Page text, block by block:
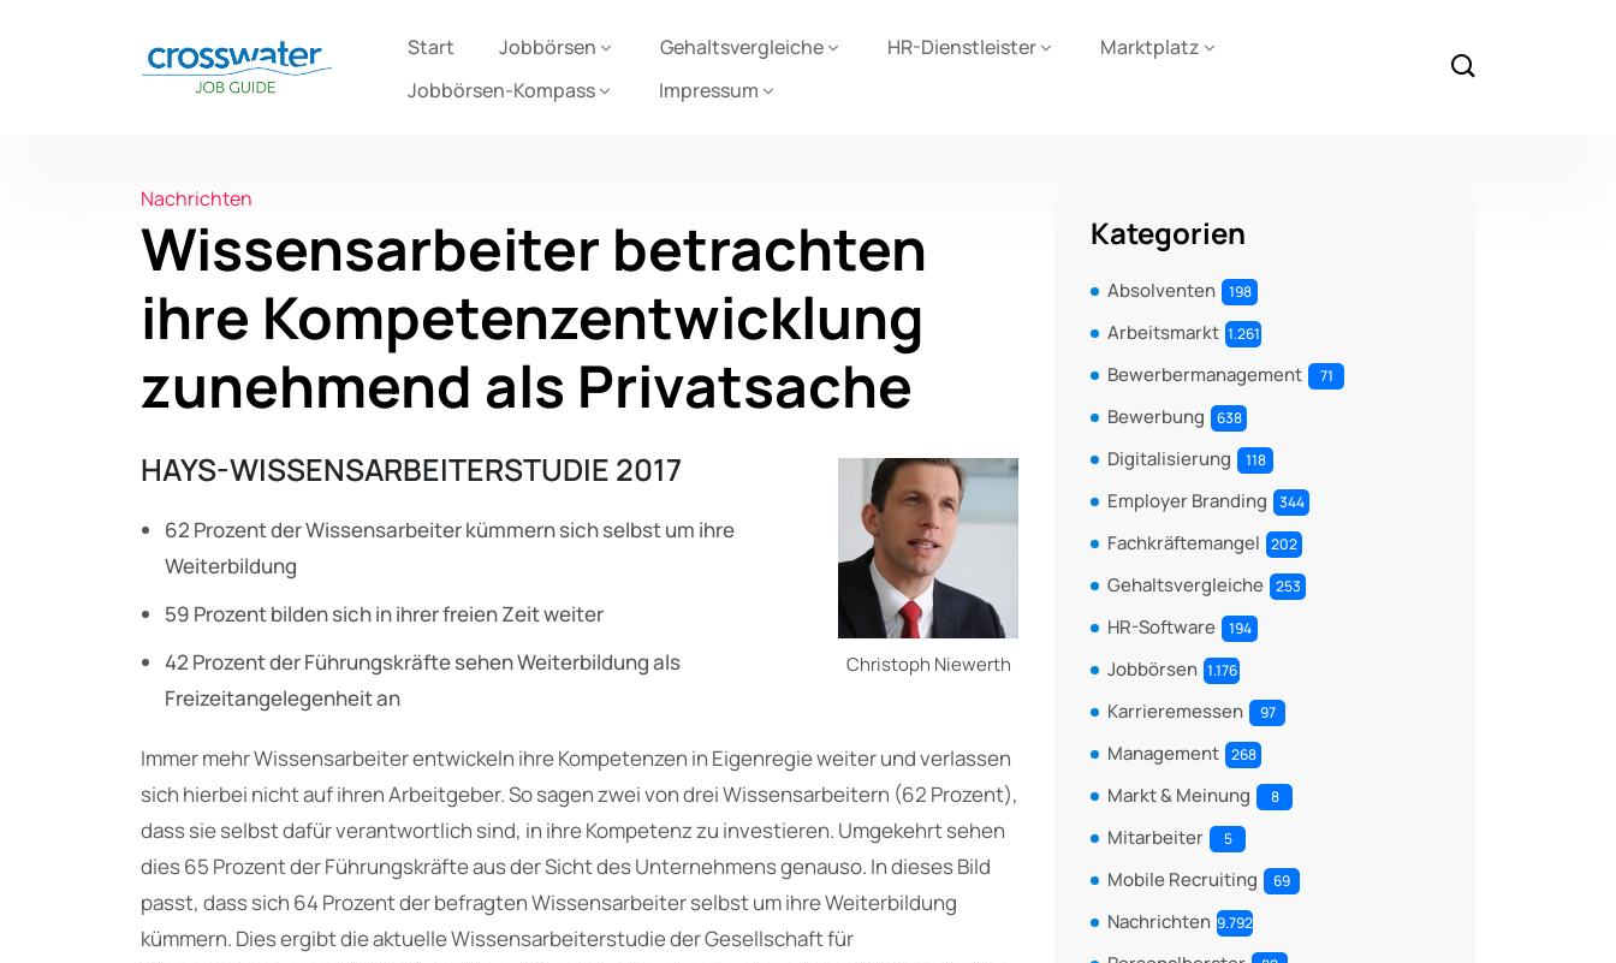
Start Jobbörsen Gehaltsvergleiche HR-Dienstleister
Marktplatz
Jobbörsen-Kompass
Impressum
Nachrichten
Wissensarbeiter betrachten
ihre Kompetenzentwicklung
zunehmend als Privatsache
Christoph Niewerth
HAYS-WISSENSARBEITERSTUDIE 2017
62 Prozent der Wissensarbeiter kümmern sich selbst um ihre
Weiterbildung
59 Prozent bilden sich in ihrer freien Zeit weiter
42 Prozent der Führungskräfte sehen Weiterbildung als
Freizeitangelegenheit an
Immer mehr Wissensarbeiter entwickeln ihre Kompetenzen in Eigenregie weiter und verlassen
sich hierbei nicht auf ihren Arbeitgeber. So sagen zwei von drei Wissensarbeitern (62 Prozent),
dass sie selbst dafür verantwortlich sind, in ihre Kompetenz zu investieren. Umgekehrt sehen
dies 65 Prozent der Führungskräfte aus der Sicht des Unternehmens genauso. In dieses Bild
passt, dass sich 64 Prozent der befragten Wissensarbeiter selbst um ihre Weiterbildung
kümmern. Dies ergibt die aktuelle Wissensarbeiterstudie der Gesellschaft für
Kategorien
Absolventen 198
Arbeitsmarkt 1.261
Bewerbermanagement 71
Bewerbung 638
Digitalisierung 118
Employer Branding 344
Fachkräftemangel 202
Gehaltsvergleiche 253
HR-Software 194
Jobbörsen 1.176
Karrieremessen 97
Management 268
Markt & Meinung 8
Mitarbeiter 5
Mobile Recruiting 69
Nachrichten 9.792